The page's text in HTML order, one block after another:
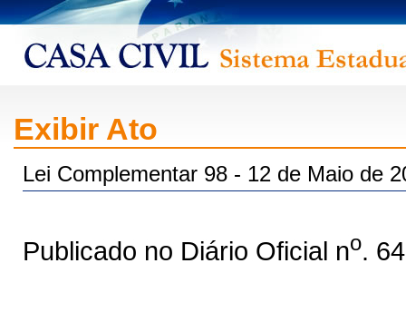
Exibir Ato
Lei Complementar 98 - 12 de Maio de
Publicado no Diário Oficial no.